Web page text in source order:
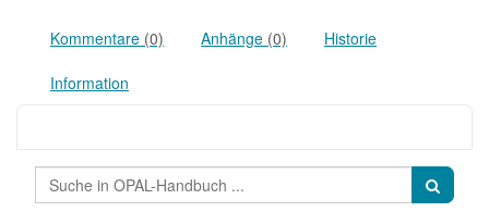
Kommentare (0) Anhänge (0) Historie
Information